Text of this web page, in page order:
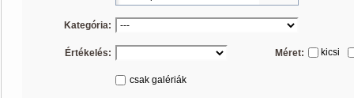
Kategória:
Értékelés: Méret: kicsi
csak galériák